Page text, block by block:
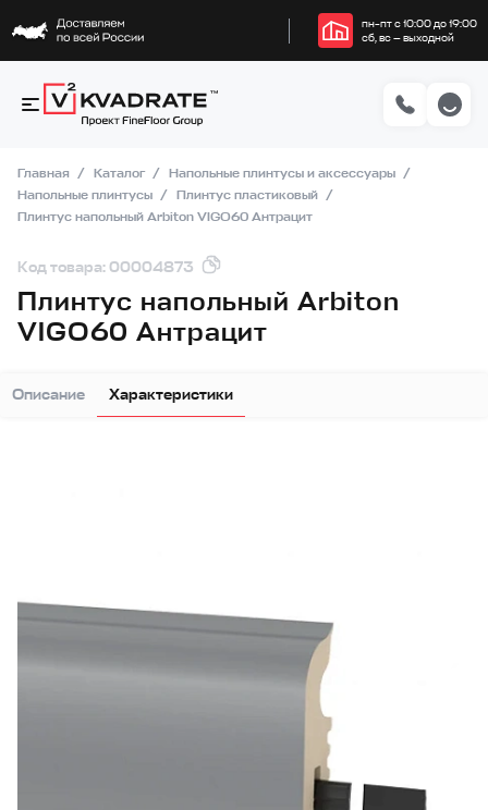
пн–пт с 10:00 до 19:00
сб, вс — выходной
Главная Каталог
Напольные плинтусы и аксессуары
Напольные плинтусы
Плинтус пластиковый
Плинтус напольный Arbiton VIGO60 Антрацит
Код товара: 00004873
Плинтус напольный Arbiton
VIGO60 Антрацит
Описание Характеристики